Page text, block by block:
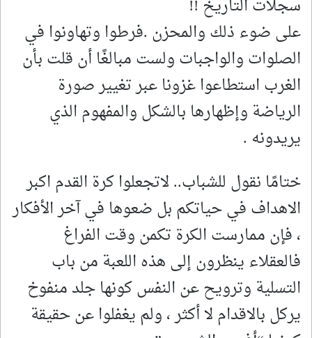
سجلات التاريخ !!
على ضوء ذلك والمحزن .فرطوا وتهاونوا في
الصلوات والواجبات ولست مبالغًا أن قلت بأن
الغرب استطاعوا غزونا عبر تغيير صورة
الرياضة وإظهارها بالشكل والمفهوم الذي
يريدونه .
ختامًا نقول للشباب.. لاتجعلوا كرة القدم اكبر
الاهداف في حياتكم بل ضعوها في آخر الأفكار
، فإن ممارست الكرة تكمن وقت الفراغ
فالعقلاء ينظرون إلى هذه اللعبة من باب
التسلية وترويح عن النفس كونها جلد منفوخ
يركل بالاقدام لا أكثر ، ولم يغفلوا عن حقيقة